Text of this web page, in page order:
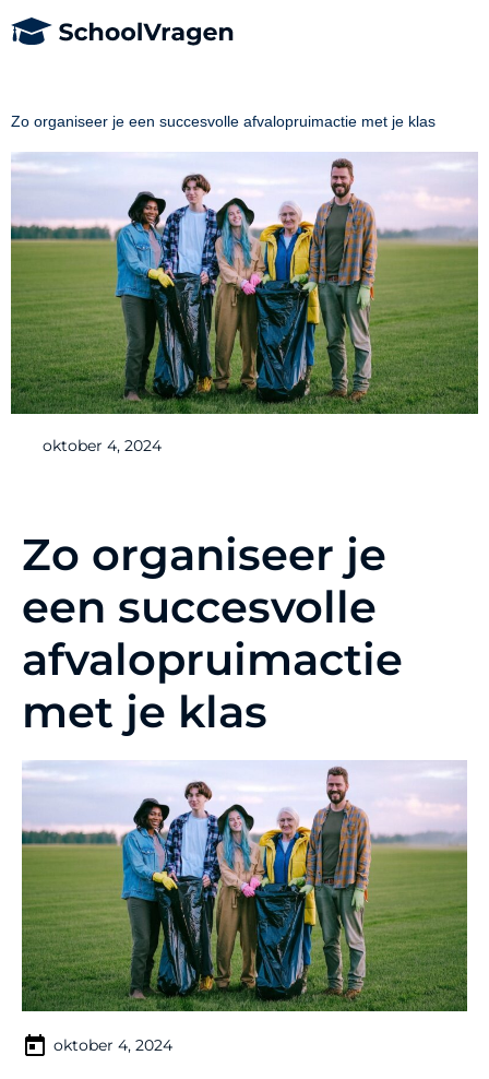
Zo organiseer je een succesvolle afvalopruimactie met je klas
oktober 4, 2024
Zo organiseer je
een succesvolle
afvalopruimactie
met je klas
oktober 4, 2024